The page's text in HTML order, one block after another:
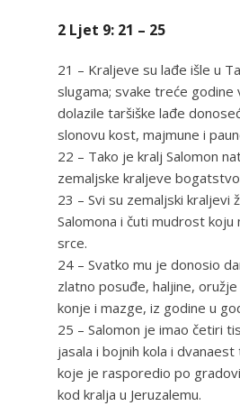
2 Ljet 9: 21 – 25
21 – Kraljeve su lađe išle u
slugama; svake treće godine
dolazile taršiške lađe
slonovu kost, majmune i
22 – Tako je kralj Salomon
zemaljske kraljeve
23 – Svi su zemaljski kraljevi
Salomona i čuti mudrost koju
srce.
24 – Svatko mu je donosio
zlatno posuđe, haljine,
konje i mazge, iz godine u
25 – Salomon je imao četiri
jasala i bojnih kola i dvanaest
koje je rasporedio po
kod kralja u Jeruzalemu.